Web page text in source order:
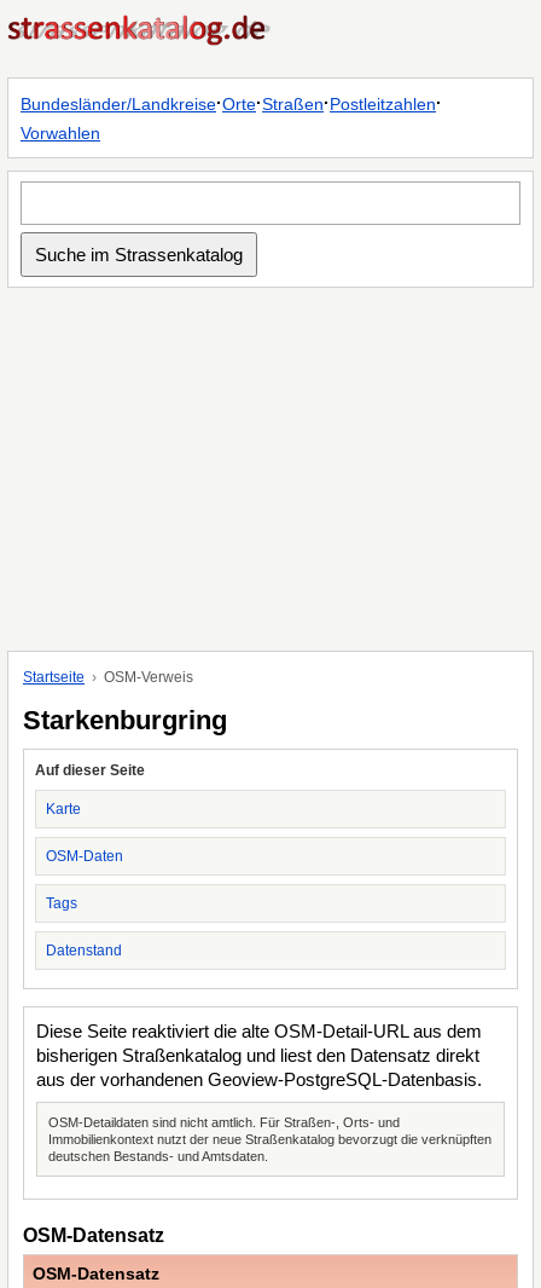
Bundesländer/Landkreise·Orte·Straßen·Postleitzahlen·
Vorwahlen
Startseite OSM-Verweis
Starkenburgring
Auf dieser Seite
Karte
OSM-Daten
Tags
Datenstand
Diese Seite reaktiviert die alte OSM-Detail-URL aus dem
bisherigen Straßenkatalog und liest den Datensatz direkt
aus der vorhandenen Geoview-PostgreSQL-Datenbasis.
OSM-Detaildaten sind nicht amtlich. Für Straßen-, Orts- und
Immobilienkontext nutzt der neue Straßenkatalog bevorzugt die verknüpften
deutschen Bestands- und Amtsdaten.
OSM-Datensatz
OSM-Datensatz